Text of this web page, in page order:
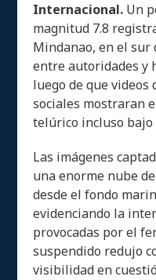
Internacional. Un
magnitud 7.8
Mindanao, en el sur
entre autoridades y
luego de que
sociales mostraran
telúrico incluso bajo
Las imágenes
una enorme nube
desde el fondo
evidenciando la
provocadas por el
suspendido redujo
visibilidad en